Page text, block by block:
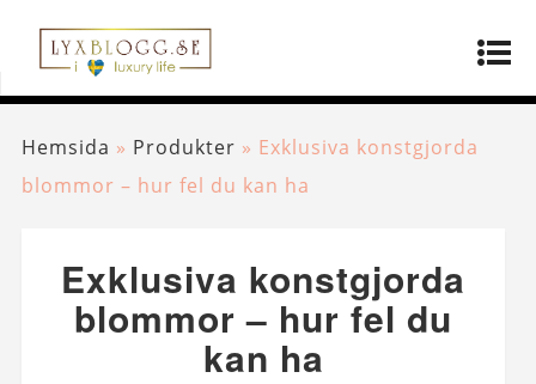
Hemsida » Produkter » Exklusiva konstgjorda
blommor – hur fel du kan ha
Exklusiva konstgjorda
blommor – hur fel du
kan ha